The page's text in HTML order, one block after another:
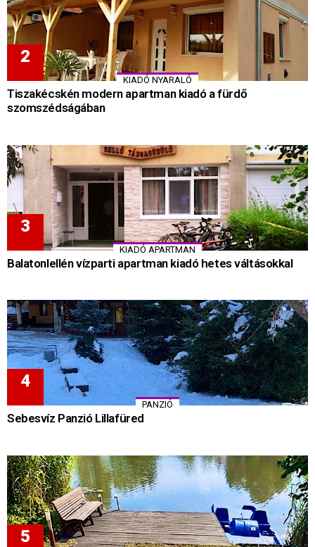
KIADÓ NYARALÓ
Tiszakécskén modern apartman kiadó a fürdő
szomszédságában
KIADÓ APARTMAN
Balatonlellén vízparti apartman kiadó hetes váltásokkal
PANZIÓ
Sebesvíz Panzió Lillafüred